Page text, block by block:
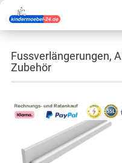
Fussverlängerungen,
Zubehör